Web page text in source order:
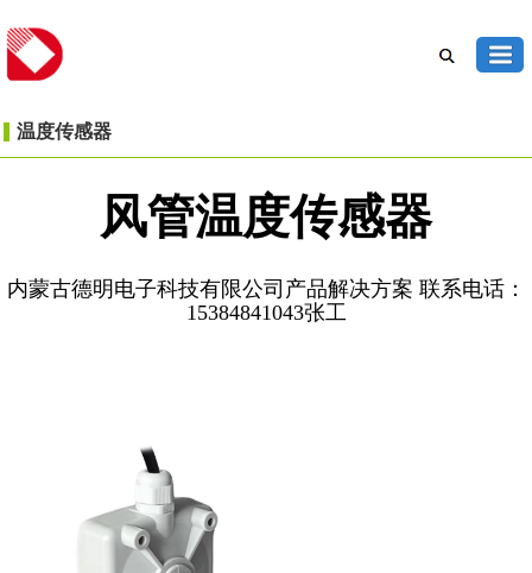
温度传感器
风管温度传感器
内蒙古德明电子科技有限公司产品解决方案 联系电话：
15384841043张工